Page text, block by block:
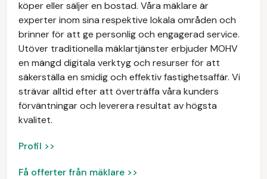
köper eller säljer en bostad. Våra mäklare är
experter inom sina respektive lokala områden och
brinner för att ge personlig och engagerad service.
Utöver traditionella mäklartjänster erbjuder MOHV
en mängd digitala verktyg och resurser för att
säkerställa en smidig och effektiv fastighetsaffär. Vi
strävar alltid efter att överträffa våra kunders
förväntningar och leverera resultat av högsta
kvalitet.
Profil >>
Få offerter från mäklare >>